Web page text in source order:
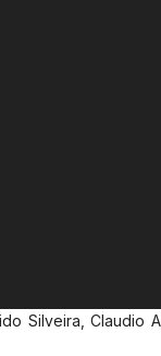
Silveira,